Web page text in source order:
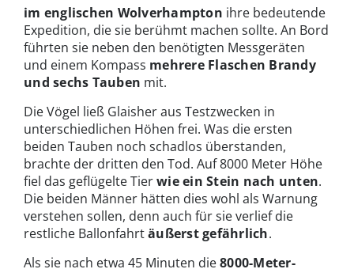
im englischen Wolverhampton ihre bedeutende
Expedition, die sie berühmt machen sollte. An Bord
führten sie neben den benötigten Messgeräten
und einem Kompass mehrere Flaschen Brandy
und sechs Tauben mit.
Die Vögel ließ Glaisher aus Testzwecken in
unterschiedlichen Höhen frei. Was die ersten
beiden Tauben noch schadlos überstanden,
brachte der dritten den Tod. Auf 8000 Meter Höhe
fiel das geflügelte Tierwie ein Stein nach unten.
Die beiden Männer hätten dies wohl als Warnung
verstehen sollen, denn auch für sie verlief die
restliche Ballonfahrtäußerst gefährlich.
Als sie nach etwa 45 Minuten die8000-Meter-